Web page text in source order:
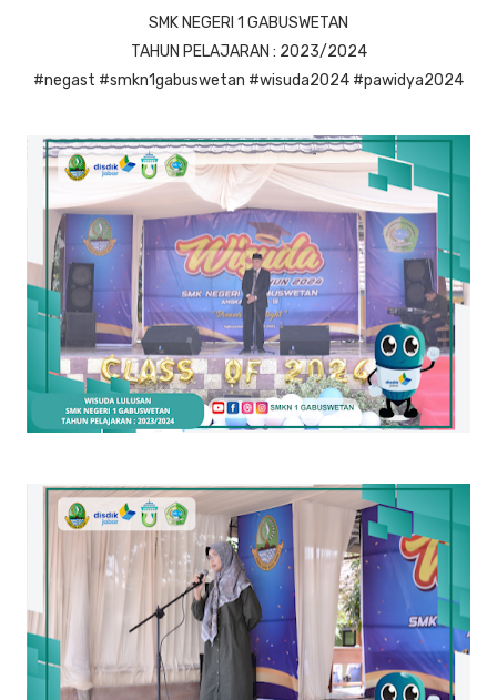
SMK NEGERI 1 GABUSWETAN
TAHUN PELAJARAN : 2023/2024
#negast #smkn1gabuswetan #wisuda2024 #pawidya2024